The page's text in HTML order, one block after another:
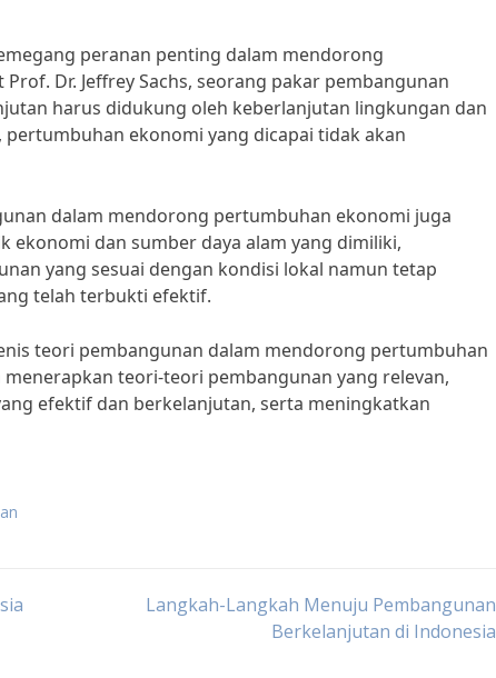
peranan penting dalam mendorong
Dr. Jeffrey Sachs, seorang pakar pembangunan
harus didukung oleh keberlanjutan lingkungan dan
ekonomi yang dicapai tidak akan
dalam mendorong pertumbuhan ekonomi juga
dan sumber daya alam yang dimiliki,
yang sesuai dengan kondisi lokal namun tetap
telah terbukti efektif.
teori pembangunan dalam mendorong pertumbuhan
teori-teori pembangunan yang relevan,
efektif dan berkelanjutan, serta meningkatkan
Langkah-Langkah Menuju Pembangunan
Berkelanjutan di Indonesia